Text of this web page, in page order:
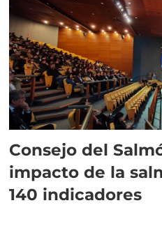
Consejo del
impacto de la
140 indicadores